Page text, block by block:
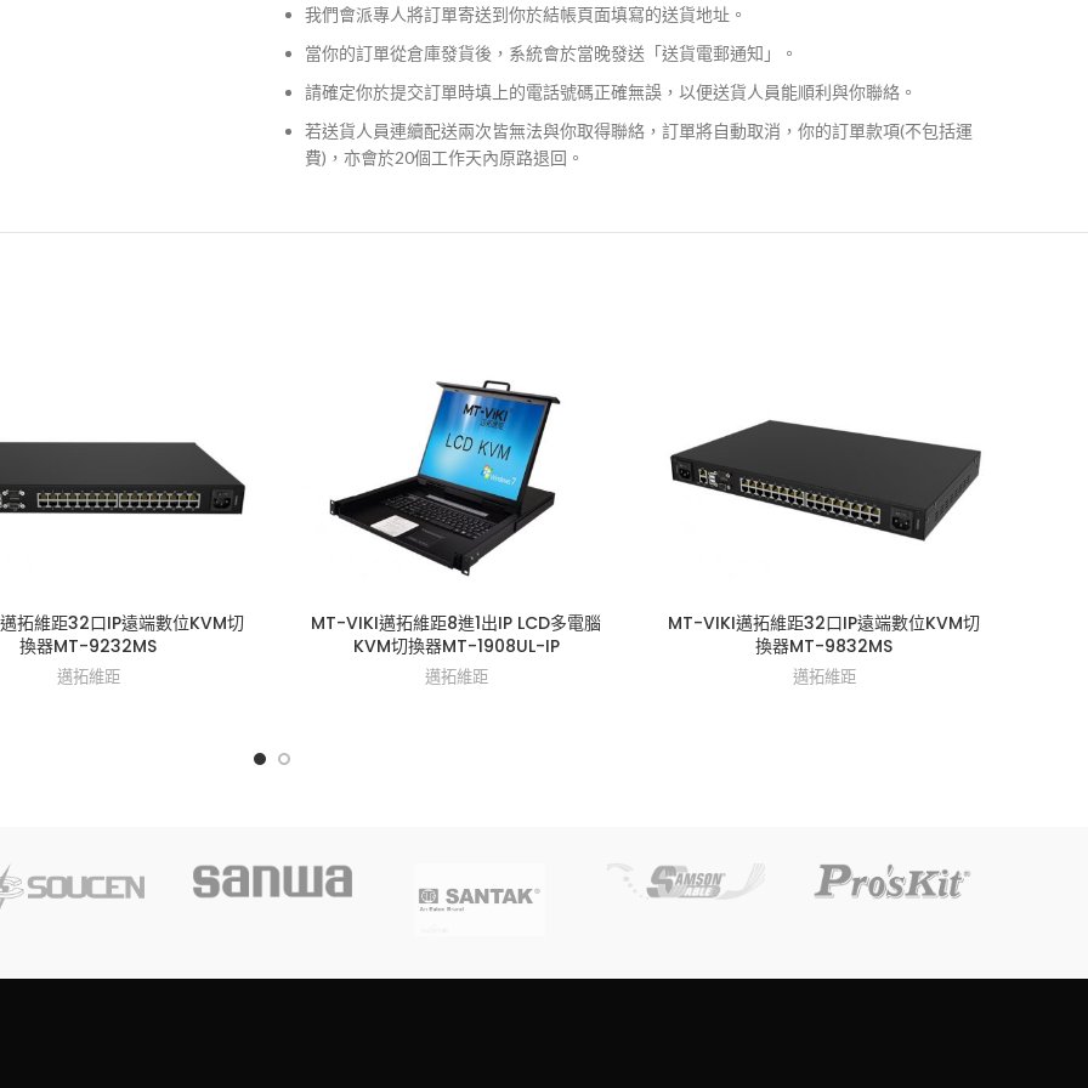
我們會派專人將訂單寄送到你於結帳頁面填寫的送貨地址。
當你的訂單從倉庫發貨後，系統會於當晚發送「送貨電郵通知」。
請確定你於提交訂單時填上的電話號碼正確無誤，以便送貨人員能順利與你聯絡。
若送貨人員連續配送兩次皆無法與你取得聯絡，訂單將自動取消，你的訂單款項(不包括運
費)，亦會於20個工作天內原路退回。
拓維距32口IP遠端數位KVM切
換器MT-9232MS
邁拓維距
MT-VIKI邁拓維距8進1出IP LCD多電腦
KVM切換器MT-1908UL-IP
邁拓維距
MT-VIKI邁拓維距32口IP遠端數位KVM切
換器MT-9832MS
邁拓維距